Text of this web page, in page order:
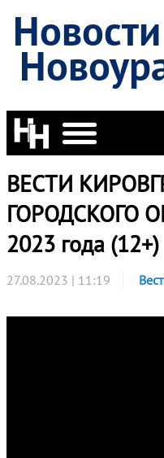
Новости
ВЕСТИ
ГОРОДСКОГО
2023 года (12+)
27.08.2023 | 11:19